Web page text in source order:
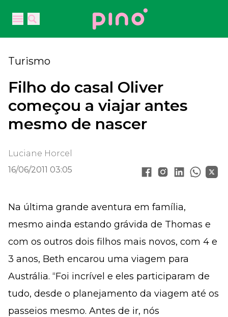
Open main menu
Open main menu
Your Company
Turismo
Filho do casal Oliver
começou a viajar antes
mesmo de nascer
Luciane Horcel
16/06/2011 03:05
Na última grande aventura em família,
mesmo ainda estando grávida de Thomas e
com os outros dois filhos mais novos, com 4 e
3 anos, Beth encarou uma viagem para
Austrália. “Foi incrível e eles participaram de
tudo, desde o planejamento da viagem até os
passeios mesmo. Antes de ir, nós